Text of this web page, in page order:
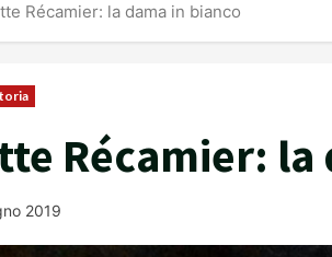
Récamier: la dama in bianco
Récamier: la
2019